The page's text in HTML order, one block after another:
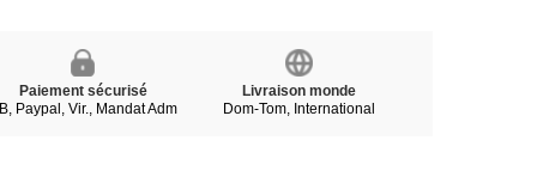
Paiement sécurisé
Paypal, Vir., Mandat Adm
Livraison monde
Dom-Tom, International